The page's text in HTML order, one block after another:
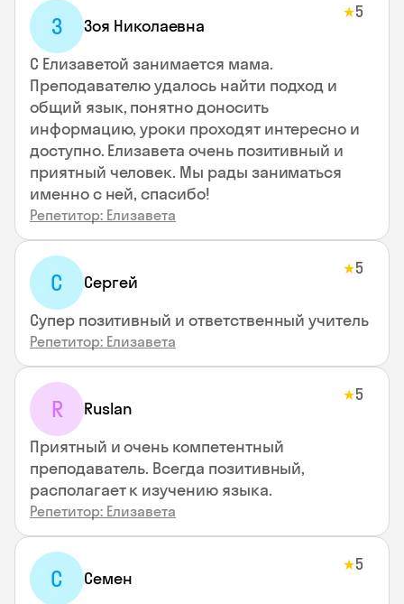
З Зоя Николаевна
★5
С Елизаветой занимается мама.
Преподавателю удалось найти подход и
общий язык, понятно доносить
информацию, уроки проходят интересно и
доступно. Елизавета очень позитивный и
приятный человек. Мы рады заниматься
именно с ней, спасибо!
Репетитор: Елизавета
С Сергей
★5
Супер позитивный и ответственный учитель
Репетитор: Елизавета
R Ruslan
★5
Приятный и очень компетентный
преподаватель. Всегда позитивный,
располагает к изучению языка.
Репетитор: Елизавета
С Семен
★5